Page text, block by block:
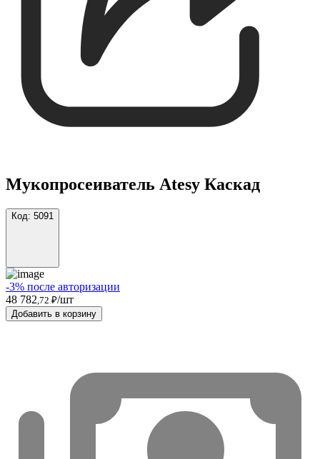
Мукопросеиватель Atesy Каскад
Код: 5091
-3% после авторизации
48 782 ,72 ₽/шт
Добавить в корзину